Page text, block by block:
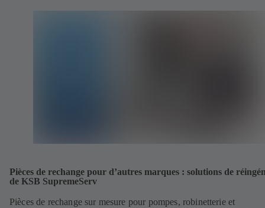
Pièces de rechange pour d’autres marques : solutions de
de KSB SupremeServ
Pièces de rechange sur mesure pour pompes, robinetterie et